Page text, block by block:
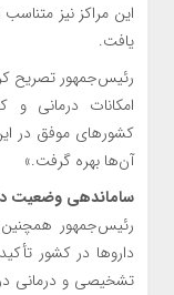
این مراکز نیز
یافت.
رئیس‌جمهور تصریح
امکانات درمانی
کشورهای موفق در
آن‌ها بهره گرفت.»
ساماندهی وضعیت
رئیس‌جمهور همچنین
داروها در کشور
تشخیصی و درمانی